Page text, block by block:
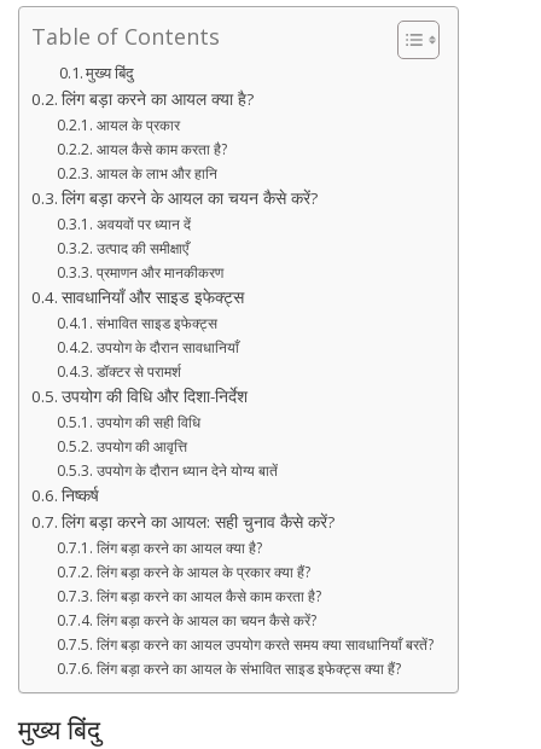
Table of Contents
मुख्य बिंदु
लिंग बड़ा करने का आयल क्या है?
आयल के प्रकार
आयल कैसे काम करता है?
आयल के लाभ और हानि
लिंग बड़ा करने के आयल का चयन कैसे करें?
अवयवों पर ध्यान दें
उत्पाद की समीक्षाएँ
प्रमाणन और मानकीकरण
सावधानियाँ और साइड इफेक्ट्स
संभावित साइड इफेक्ट्स
उपयोग के दौरान सावधानियाँ
डॉक्टर से परामर्श
उपयोग की विधि और दिशा-निर्देश
उपयोग की सही विधि
उपयोग की आवृत्ति
उपयोग के दौरान ध्यान देने योग्य बातें
निष्कर्ष
लिंग बड़ा करने का आयल: सही चुनाव कैसे करें?
लिंग बड़ा करने का आयल क्या है?
लिंग बड़ा करने के आयल के प्रकार क्या हैं?
लिंग बड़ा करने का आयल कैसे काम करता है?
लिंग बड़ा करने के आयल का चयन कैसे करें?
लिंग बड़ा करने का आयल उपयोग करते समय क्या सावधानियाँ बरतें?
लिंग बड़ा करने का आयल के संभावित साइड इफेक्ट्स क्या हैं?
मुख्य बिंदु